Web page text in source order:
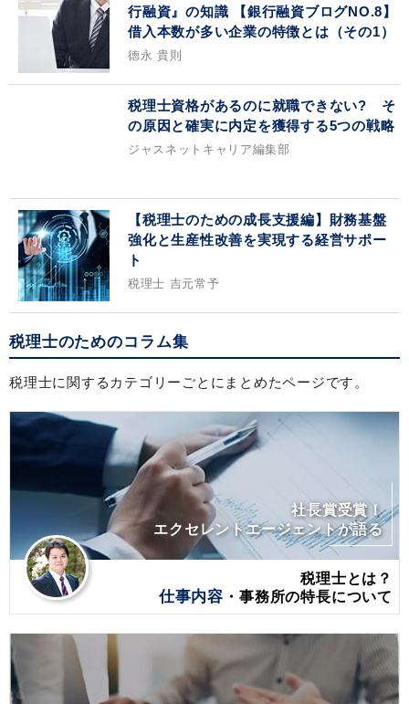
行融資』の知識 【銀行融資ブログNO.8】
借入本数が多い企業の特徴とは（その1）
徳永 貴則
税理士資格があるのに就職できない? そ
の原因と確実に内定を獲得する5つの戦略
ジャスネットキャリア編集部
【税理士のための成長支援編】財務基盤
強化と生産性改善を実現する経営サポー
ト
税理士 吉元常予
税理士のためのコラム集
税理士に関するカテゴリーごとにまとめたページです。
社長賞受賞！
エクセレントエージェントが語る
税理士とは？
仕事内容 ・事務所の特長について